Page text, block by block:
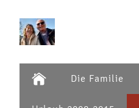
Die Familie